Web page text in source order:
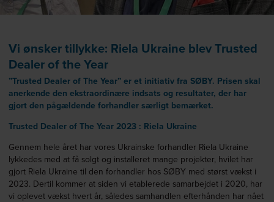
Vi ønsker tillykke: Riela Ukraine blev Trusted
Dealer of the Year
”Trusted Dealer of The Year” er et initiativ fra SØBY. Prisen skal
anerkende den ekstraordinære indsats og resultater, der har
gjort den pågældende forhandler særligt bemærket.
Trusted Dealer of The Year 2023 : Riela Ukraine
Gennem hele året har vores Ukrainske forhandler Riela Ukraine
lykkedes med at få solgt og installeret mange projekter, hvilet har
gjort Riela Ukraine til den forhandler hos SØBY med størst vækst i
2023. Dertil kommer at siden vi etablerede samarbejdet i 2020, har
vi oplevet vækst hvert år, således samhandlen efterhånden har nået